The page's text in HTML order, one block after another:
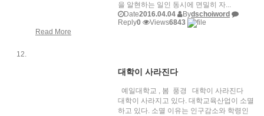
을 알현하는 일인 동시에 면밀히 자...
Date2016.04.04 Bydschoiword
Reply0 Views6843
Read More
대학이 사라진다
예일대학교 , 봄 풍경 대학이 사라진다
대학이 사라지고 있다. 대학교육산업이 소멸
하고 있다. 소멸 이유는 인구감소와 학령인